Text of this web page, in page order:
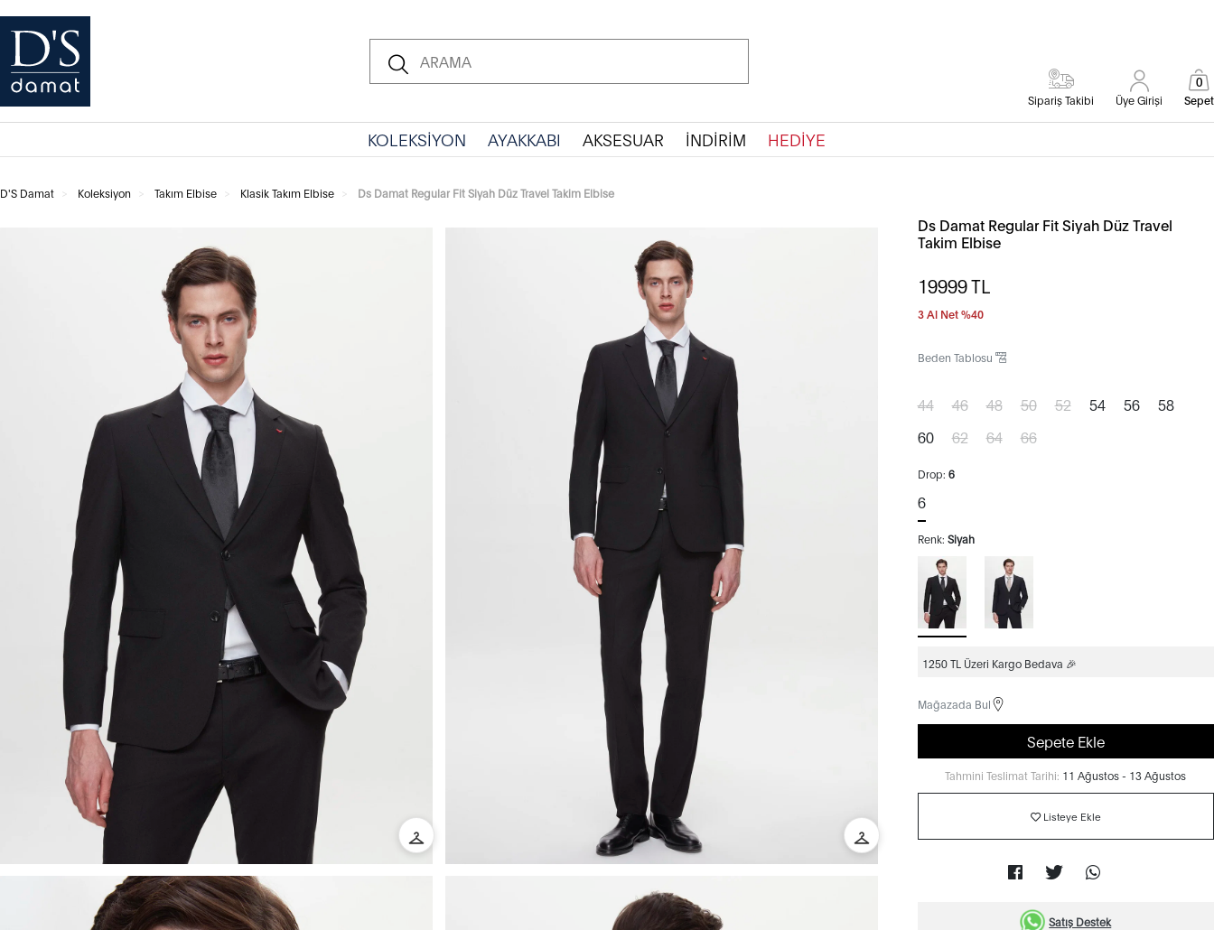
Sipariş Takibi Üye Girişi Sepet
0
KOLEKSİYON AYAKKABI AKSESUAR İNDİRİM HEDİYE
D'S Damat Koleksiyon Takım Elbise Klasik Takım Elbise Ds Damat Regular Fit Siyah Düz Travel Takim Elbise
Ds Damat Regular Fit Siyah Düz Travel
Takim Elbise
19999TL
3 Al Net %40
Beden Tablosu
44 46 48 50 52 54 56
58
60
62 64 66
Drop: 6
6
Renk: Siyah
1250 TL Üzeri Kargo Bedava 🎉
Mağazada Bul
Sepete Ekle
Tahmini Teslimat Tarihi: 11 Ağustos - 13 Ağustos
Listeye Ekle
Satış Destek